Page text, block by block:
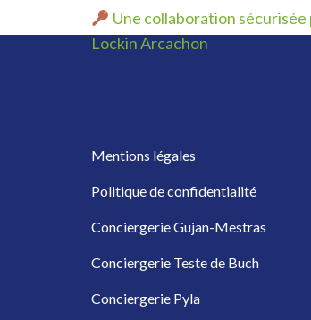
Une collaboration
Lockin Arcachon
Mentions légales
Politique de confidentialité
Conciergerie Gujan-Mestras
Conciergerie Teste de Buch
Conciergerie Pyla